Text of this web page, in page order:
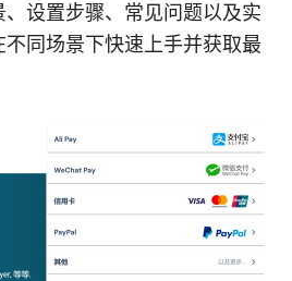
设置步骤、常见问题以及实
同场景下快速上手并获取最